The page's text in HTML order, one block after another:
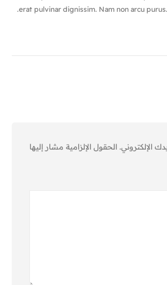
erat pulvinar dignissim. Nam non arcu
الإلكتروني. الحقول الإلزامية مشار إليها